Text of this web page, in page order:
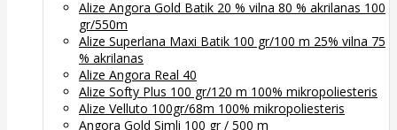
Alize Angora Gold Batik 20 % vilna 80 % akrilanas 100
gr/550m
Alize Superlana Maxi Batik 100 gr/100 m 25% vilna 75
% akrilanas
Alize Angora Real 40
Alize Softy Plus 100 gr/120 m 100% mikropoliesteris
Alize Velluto 100gr/68m 100% mikropoliesteris
Angora Gold Simli 100 gr / 500 m